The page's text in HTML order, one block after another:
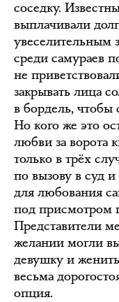
соседку.
выплачивали
увеселительным
среди самураев
не
закрывать лица
в бордель, чтобы
Но кого же это
любви за ворота
только в трёх
по вызову в суд
для любования
под присмотром
Представители
желании могли
девушку и
весьма
опция.